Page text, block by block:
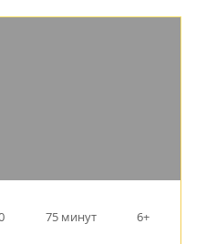
75 минут 6+